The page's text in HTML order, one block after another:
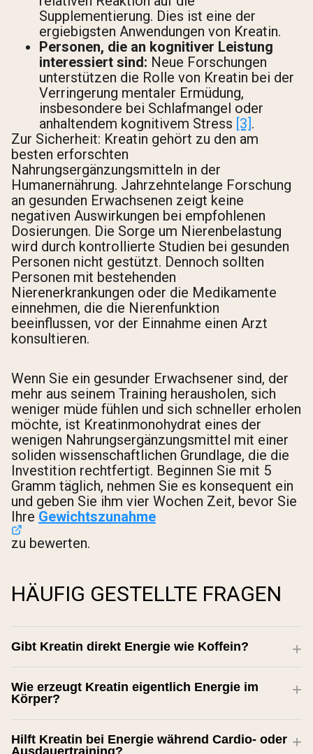
Supplementierung. Dies ist eine der
ergiebigsten Anwendungen von Kreatin.
Personen, die an kognitiver Leistung
interessiert sind: Neue Forschungen
unterstützen die Rolle von Kreatin bei der
Verringerung mentaler Ermüdung,
insbesondere bei Schlafmangel oder
anhaltendem kognitivem Stress [3].
Zur Sicherheit: Kreatin gehört zu den am
besten erforschten
Nahrungsergänzungsmitteln in der
Humanernährung. Jahrzehntelange Forschung
an gesunden Erwachsenen zeigt keine
negativen Auswirkungen bei empfohlenen
Dosierungen. Die Sorge um Nierenbelastung
wird durch kontrollierte Studien bei gesunden
Personen nicht gestützt. Dennoch sollten
Personen mit bestehenden
Nierenerkrankungen oder die Medikamente
einnehmen, die die Nierenfunktion
beeinflussen, vor der Einnahme einen Arzt
konsultieren.
Wenn Sie ein gesunder Erwachsener sind, der
mehr aus seinem Training herausholen, sich
weniger müde fühlen und sich schneller erholen
möchte, ist Kreatinmonohydrat eines der
wenigen Nahrungsergänzungsmittel mit einer
soliden wissenschaftlichen Grundlage, die die
Investition rechtfertigt. Beginnen Sie mit 5
Gramm täglich, nehmen Sie es konsequent ein
und geben Sie ihm vier Wochen Zeit, bevor Sie
Ihre Gewichtszunahme
zu bewerten.
HÄUFIG GESTELLTE FRAGEN
Gibt Kreatin direkt Energie wie Koffein?
Wie erzeugt Kreatin eigentlich Energie im
Körper?
Hilft Kreatin bei Energie während Cardio- oder